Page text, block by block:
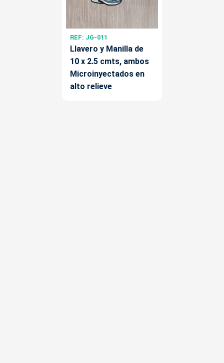
REF: JG-011
Llavero y Manilla de
10 x 2.5 cmts, ambos
Microinyectados en
alto relieve